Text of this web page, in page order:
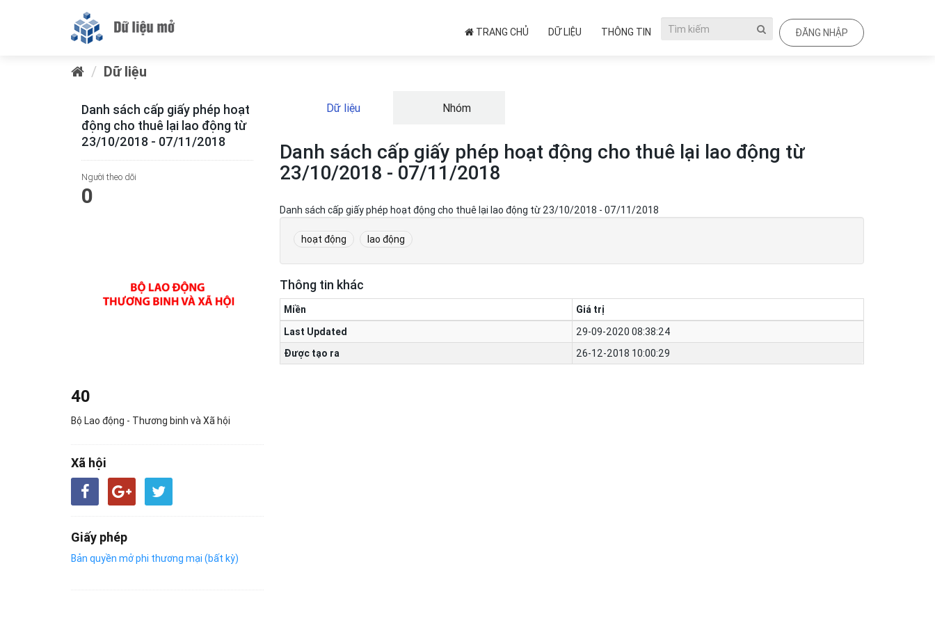
TRANG CHỦ DỮ LIỆU THÔNG TIN ĐĂNG NHẬP
Dữ liệu
Danh sách cấp giấy phép hoạt
động cho thuê lại lao động từ
23/10/2018 - 07/11/2018
Người theo dõi
0
40
Bộ Lao động - Thương binh và Xã hội
Xã hội
Giấy phép
Bản quyền mở phi thương mại (bất kỳ)
Dữ liệu Nhóm
Danh sách cấp giấy phép hoạt động cho thuê lại lao động từ
23/10/2018 - 07/11/2018
Danh sách cấp giấy phép hoạt động cho thuê lại lao động từ 23/10/2018 - 07/11/2018
hoạt động lao động
Thông tin khác
Miền
Giá trị
Last Updated
29-09-2020 08:38:24
Được tạo ra
26-12-2018 10:00:29